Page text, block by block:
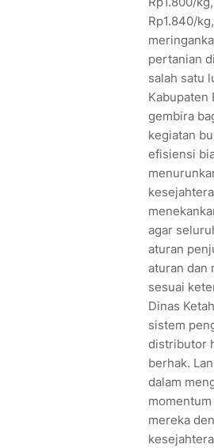
Rp1.840/
pertanian
salah satu
Kabupaten
gembira
kegiatan
efisiensi
agar
aturan
aturan dan
sesuai
Dinas
sistem
distributor
berhak.
dalam
mereka